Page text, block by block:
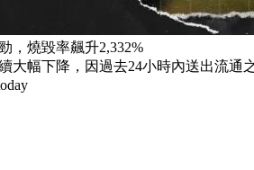
，燒毀率飆升2,332%
大幅下降，因過去24小時內送出流通